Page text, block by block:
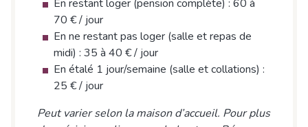
En restant loger (pension complète) : 60 à
70 € / jour
En ne restant pas loger (salle et repas de
midi) : 35 à 40 € / jour
En étalé 1 jour/semaine (salle et collations) :
25 € / jour
Peut varier selon la maison d’accueil. Pour plus